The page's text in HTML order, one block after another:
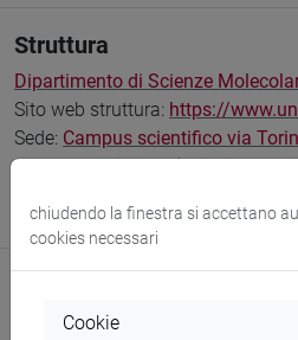
Struttura
Dipartimento di Scienze
Sito web struttura: https://
Sede: Campus scientifico via
Stanza: studio 0S1 (edificio ETA,
0L16, 0L17 (edificio ETA, piano
piano)
Preposto di Laboratorio
chiudendo la finestra si accettano
cookies necessari
Cookie